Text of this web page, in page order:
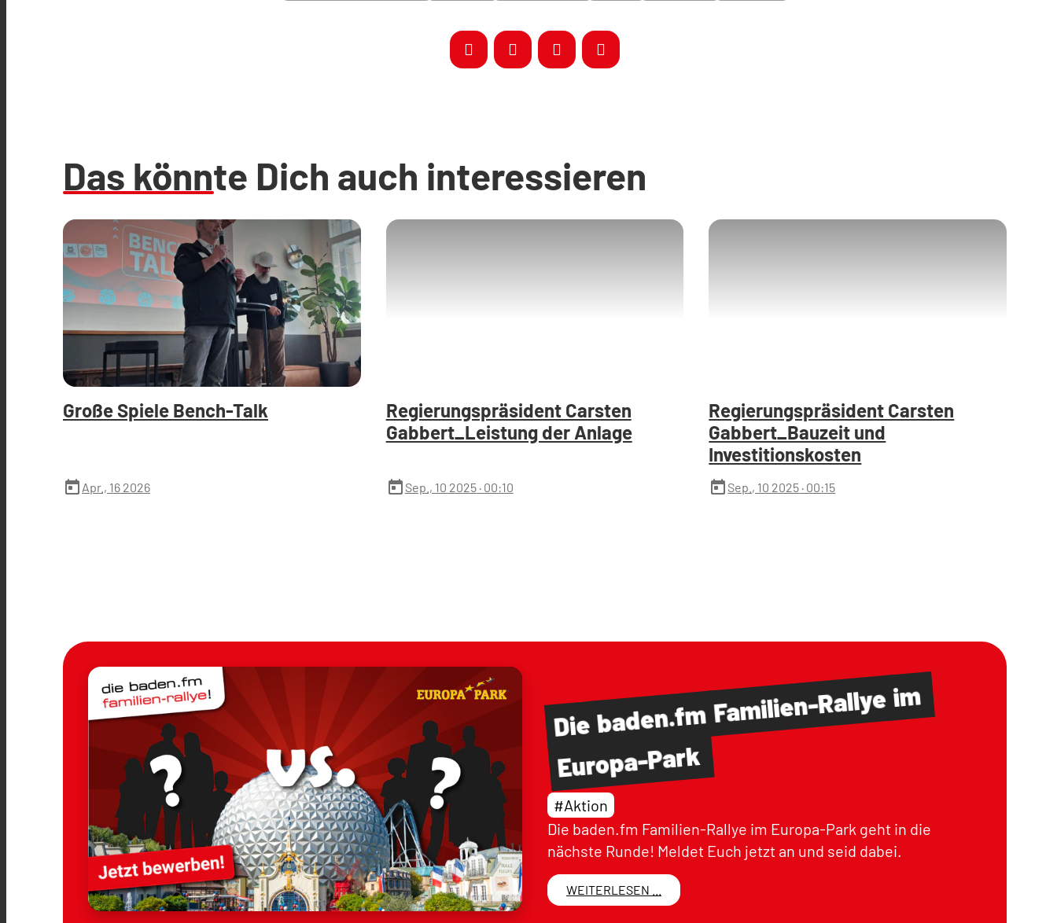
Das könnte Dich auch interessieren
Große Spiele Bench-Talk
today Apr., 16 2026
Regierungspräsident Carsten
Gabbert_Leistung der Anlage
today Sep., 10 2025· 00:10
Regierungspräsident Carsten
Gabbert_Bauzeit und
Investitionskosten
today Sep., 10 2025 · 00:15
Die baden.fmFamilien-Rallyeim
Europa-Park
#Aktion
Die baden.fm Familien-Rallye im Europa-Park geht in die
nächste Runde! Meldet Euch jetzt an und seid dabei.
WEITERLESEN ...